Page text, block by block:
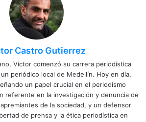
Castro Gutierrez
Víctor comenzó su carrera periodística
periódico local de Medellín. Hoy en día,
un papel crucial en el periodismo
referente en la investigación y denuncia de
de la sociedad, y un defensor
de prensa y la ética periodística en